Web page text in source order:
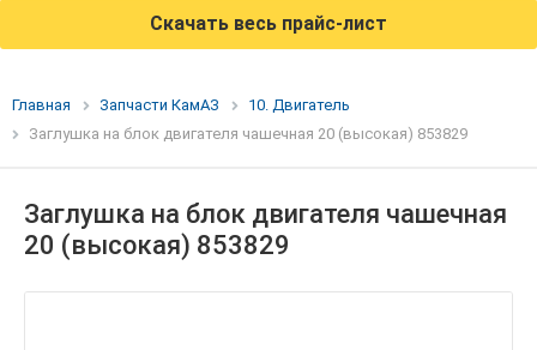
Скачать весь прайс-лист
Главная Запчасти КамАЗ
10. Двигатель
Заглушка на блок двигателя чашечная 20 (высокая) 853829
Заглушка на блок двигателя чашечная
20 (высокая) 853829